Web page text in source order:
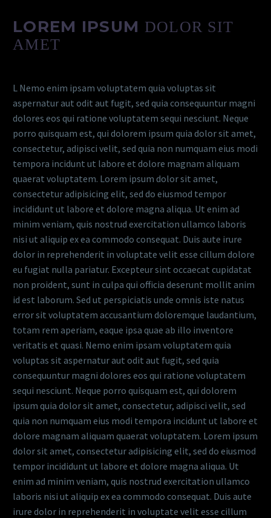
LOREM IPSUM DOLOR SIT
AMET
L Nemo enim ipsam voluptatem quia voluptas sit
aspernatur aut odit aut fugit, sed quia consequuntur magni
dolores eos qui ratione voluptatem sequi nesciunt. Neque
porro quisquam est, qui dolorem ipsum quia dolor sit amet,
consectetur, adipisci velit, sed quia non numquam eius modi
tempora incidunt ut labore et dolore magnam aliquam
quaerat voluptatem. Lorem ipsum dolor sit amet,
consectetur adipisicing elit, sed do eiusmod tempor
incididunt ut labore et dolore magna aliqua. Ut enim ad
minim veniam, quis nostrud exercitation ullamco laboris
nisi ut aliquip ex ea commodo consequat. Duis aute irure
dolor in reprehenderit in voluptate velit esse cillum dolore
eu fugiat nulla pariatur. Excepteur sint occaecat cupidatat
non proident, sunt in culpa qui officia deserunt mollit anim
id est laborum. Sed ut perspiciatis unde omnis iste natus
error sit voluptatem accusantium doloremque laudantium,
totam rem aperiam, eaque ipsa quae ab illo inventore
veritatis et quasi. Nemo enim ipsam voluptatem quia
voluptas sit aspernatur aut odit aut fugit, sed quia
consequuntur magni dolores eos qui ratione voluptatem
sequi nesciunt. Neque porro quisquam est, qui dolorem
ipsum quia dolor sit amet, consectetur, adipisci velit, sed
quia non numquam eius modi tempora incidunt ut labore et
dolore magnam aliquam quaerat voluptatem. Lorem ipsum
dolor sit amet, consectetur adipisicing elit, sed do eiusmod
tempor incididunt ut labore et dolore magna aliqua. Ut
enim ad minim veniam, quis nostrud exercitation ullamco
laboris nisi ut aliquip ex ea commodo consequat. Duis aute
irure dolor in reprehenderit in voluptate velit esse cillum